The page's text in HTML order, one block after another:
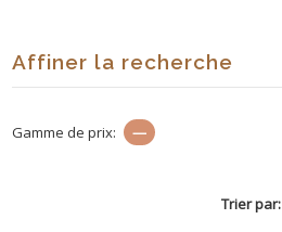
Affiner la recherche
Gamme de prix:
—
Trier par: